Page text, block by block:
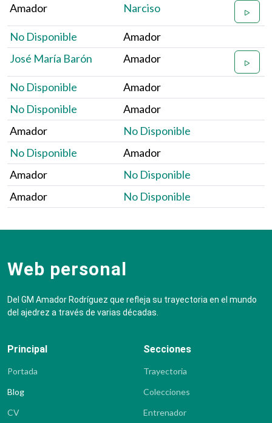
Amador
Narciso
No Disponible
Amador
José María Barón
Amador
No Disponible
Amador
No Disponible
Amador
Amador
No Disponible
No Disponible
Amador
Amador
No Disponible
Amador
No Disponible
Web personal
Del GM Amador Rodríguez que refleja su trayectoria en el mundo
del ajedrez a través de varias décadas.
Principal
Portada
Blog
CV
Secciones
Trayectoria
Colecciones
Entrenador